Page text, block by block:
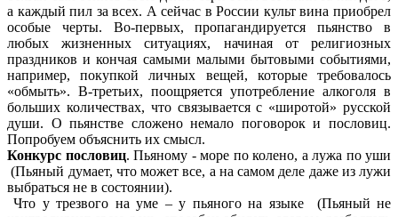
а каждый пил за всех. А сейчас в России культ вина приобрел
особые черты. Во-первых, пропагандируется пьянство в
любых жизненных ситуациях, начиная от религиозных
праздников и кончая самыми малыми бытовыми событиями,
например, покупкой личных вещей, которые требовалось
«обмыть». В-третьих, поощряется употребление алкоголя в
больших количествах, что связывается с «широтой» русской
души. О пьянстве сложено немало поговорок и пословиц.
Попробуем объяснить их смысл.
Конкурс пословиц. Пьяному - море по колено, а лужа по уши
(Пьяный думает, что может все, а на самом деле даже из лужи
выбраться не в состоянии).
Что у трезвого на уме – у пьяного на языке (Пьяный не